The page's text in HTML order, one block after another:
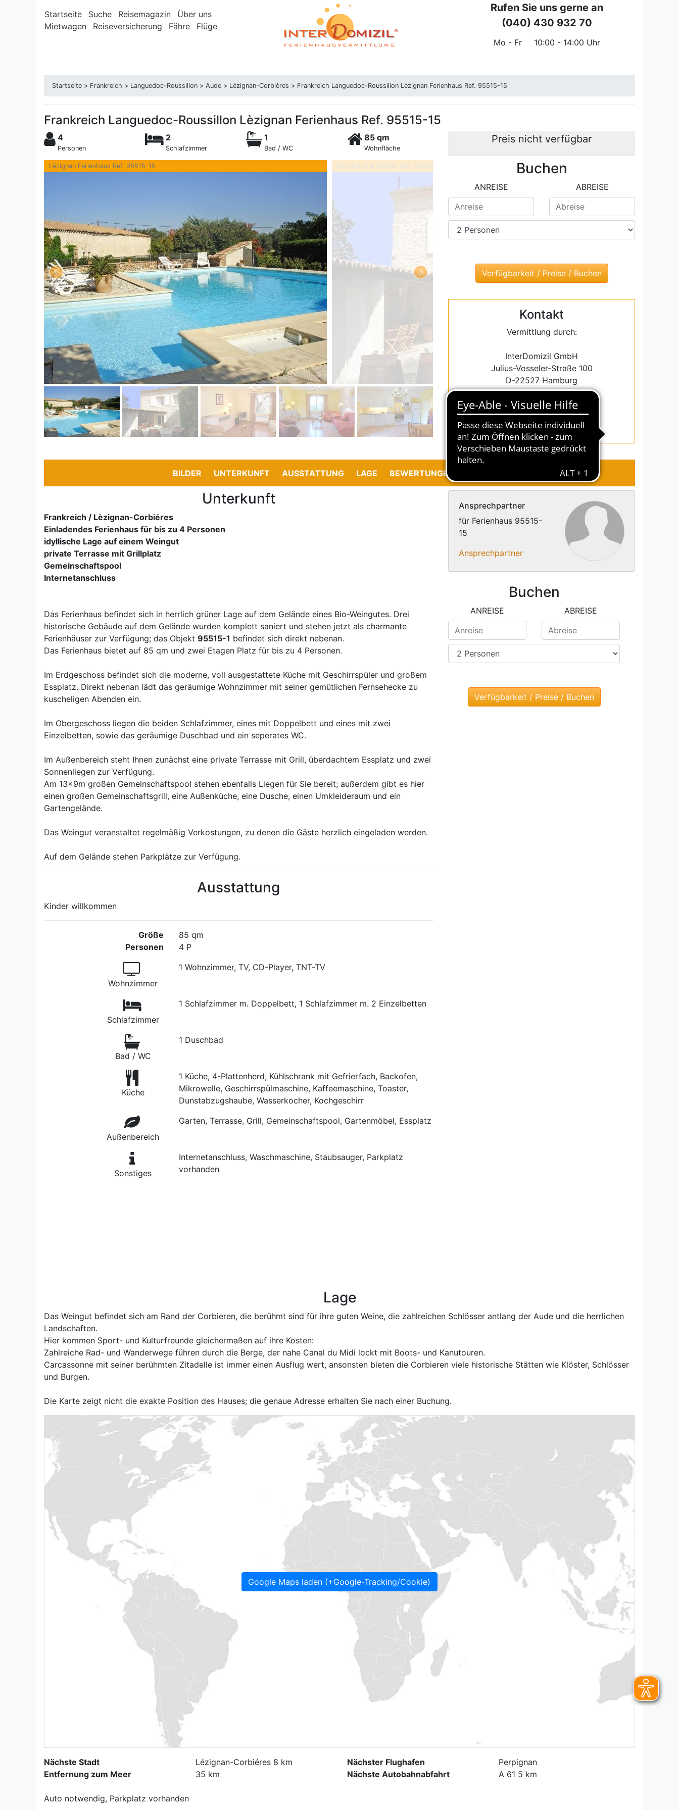
Startseite Suche Reisemagazin
Über uns
Mietwagen
Reiseversicherung Fähre Flüge
Rufen Sie uns gerne an
(040) 430 932 70
Mo - Fr 10:00 - 14:00 Uhr
Startseite > Frankreich > Languedoc-Roussillon > Aude > Lézignan-Corbières > Frankreich Languedoc-Roussillon Lèzignan Ferienhaus Ref. 95515-15
Frankreich Languedoc-Roussillon Lèzignan Ferienhaus Ref. 95515-15
4
Personen
2
Schlafzimmer
1
Bad / WC
85 qm
Wohnfläche
Preis nicht verfügbar
Lèzignan Ferienhaus Ref. 95515-15 Lèzignan Ferienhaus Ref. 95515-15 Buchen
ANREISE ABREISE
Kontakt
Vermittlung durch:
InterDomizil GmbH
Julius-Vosseler-Straße 100
D-22527 Hamburg
Email: info@interdomizil.de
Tel.: +49-(0)40-43093270
Fax.: +49-(0)40-43093283
BILDER UNTERKUNFT AUSSTATTUNG LAGE BEWERTUNGEN
Unterkunft
Frankreich / Lèzignan-Corbiéres
Einladendes Ferienhaus für bis zu 4 Personen
idyllische Lage auf einem Weingut
private Terrasse mit Grillplatz
Gemeinschaftspool
Internetanschluss
Das Ferienhaus befindet sich in herrlich grüner Lage auf dem Gelände eines Bio-Weingutes. Drei
historische Gebäude auf dem Gelände wurden komplett saniert und stehen jetzt als charmante
Ferienhäuser zur Verfügung; das Objekt 95515-1 befindet sich direkt nebenan.
Das Ferienhaus bietet auf 85 qm und zwei Etagen Platz für bis zu 4 Personen.
Im Erdgeschoss befindet sich die moderne, voll ausgestattete Küche mit Geschirrspüler und großem
Essplatz. Direkt nebenan lädt das geräumige Wohnzimmer mit seiner gemütlichen Fernsehecke zu
kuscheligen Abenden ein.
Im Obergeschoss liegen die beiden Schlafzimmer, eines mit Doppelbett und eines mit zwei
Einzelbetten, sowie das geräumige Duschbad und ein seperates WC.
Im Außenbereich steht Ihnen zunächst eine private Terrasse mit Grill, überdachtem Essplatz und zwei
Sonnenliegen zur Verfügung.
Am 13x9m großen Gemeinschaftspool stehen ebenfalls Liegen für Sie bereit; außerdem gibt es hier
einen großen Gemeinschaftsgrill, eine Außenküche, eine Dusche, einen Umkleideraum und ein
Gartengelände.
Das Weingut veranstaltet regelmäßig Verkostungen, zu denen die Gäste herzlich eingeladen werden.
Auf dem Gelände stehen Parkplätze zur Verfügung.
Ausstattung
Kinder willkommen
Größe
Personen
85 qm
4 P
Wohnzimmer
1 Wohnzimmer, TV, CD-Player, TNT-TV
Schlafzimmer
1 Schlafzimmer m. Doppelbett, 1 Schlafzimmer m. 2 Einzelbetten
Bad / WC
1 Duschbad
Küche
1 Küche, 4-Plattenherd, Kühlschrank mit Gefrierfach, Backofen,
Mikrowelle, Geschirrspülmaschine, Kaffeemaschine, Toaster,
Dunstabzugshaube, Wasserkocher, Kochgeschirr
Außenbereich
Garten, Terrasse, Grill, Gemeinschaftspool, Gartenmöbel, Essplatz
Sonstiges
Internetanschluss, Waschmaschine, Staubsauger, Parkplatz
vorhanden
Ansprechpartner
für Ferienhaus 95515-
15
Ansprechpartner
Buchen
ANREISE ABREISE
Lage
Das Weingut befindet sich am Rand der Corbieren, die berühmt sind für ihre guten Weine, die zahlreichen Schlösser antlang der Aude und die herrlichen
Landschaften.
Hier kommen Sport- und Kulturfreunde gleichermaßen auf ihre Kosten:
Zahlreiche Rad- und Wanderwege führen durch die Berge, der nahe Canal du Midi lockt mit Boots- und Kanutouren.
Carcassonne mit seiner berühmten Zitadelle ist immer einen Ausflug wert, ansonsten bieten die Corbieren viele historische Stätten wie Klöster, Schlösser
und Burgen.
Die Karte zeigt nicht die exakte Position des Hauses; die genaue Adresse erhalten Sie nach einer Buchung.
Google Maps laden (+Google-Tracking/Cookie)
Nächste Stadt
Lézignan-Corbiéres 8 km
Entfernung zum Meer
35 km
Nächster Flughafen
Perpignan
Nächste Autobahnabfahrt
A 61 5 km
Auto notwendig, Parkplatz vorhanden